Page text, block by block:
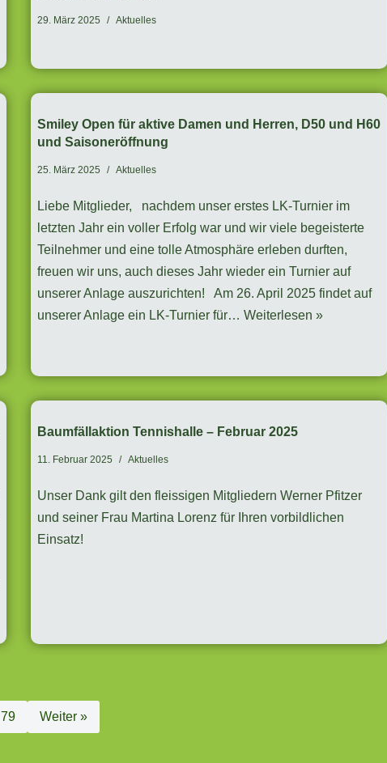
29. März 2025 Aktuelles
Smiley Open für aktive Damen und Herren, D50 und H60
und Saisoneröffnung
25. März 2025 Aktuelles
Liebe Mitglieder, nachdem unser erstes LK-Turnier im
letzten Jahr ein voller Erfolg war und wir viele begeisterte
Teilnehmer und eine tolle Atmosphäre erleben durften,
freuen wir uns, auch dieses Jahr wieder ein Turnier auf
unserer Anlage auszurichten! Am 26. April 2025 findet auf
unserer Anlage ein LK-Turnier für…Weiterlesen »
Baumfällaktion Tennishalle – Februar 2025
11. Februar 2025 Aktuelles
Unser Dank gilt den fleissigen Mitgliedern Werner Pfitzer
und seiner Frau Martina Lorenz für Ihren vorbildlichen
Einsatz!
79 Weiter »